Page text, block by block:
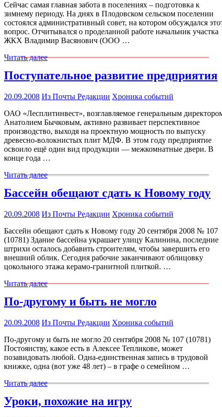
Сейчас самая главная забота в поселениях – подготовка к
зимнему периоду. На днях в Плодовском сельском поселении
состоялся административный совет, на котором обсуждался
вопрос. Отчитывался о проделанной работе начальник участка
ЖКХ Владимир Васянович (ООО …
Читать далее
Поступательное развитие предприятия
20.09.2008 Из Почты Редакции Хроника событий
ОАО «Лесплитинвест», возглавляемое генеральным
Анатолием Бычковым, активно развивает перспективное
производство, выходя на проектную мощность по выпуску
древесно-волокнистых плит МДФ. В этом году предприятие
освоило ещё один вид продукции — межкомнатные двери. В
конце года …
Читать далее
Бассейн обещают сдать к Новому году
20.09.2008 Из Почты Редакции Хроника событий
Бассейн обещают сдать к Новому году 20 сентября 2008 № 107
(10781) Здание бассейна украшает улицу Калинина, последние
штрихи осталось добавить строителям, чтобы завершить его
внешний облик. Сегодня рабочие заканчивают облицовку
цокольного этажа керамо-гранитной плиткой. …
Читать далее
По-другому и быть не могло
20.09.2008 Из Почты Редакции Хроника событий
По-другому и быть не могло 20 сентября 2008 № 107 (10781)
Постоянству, какое есть в Алексее Тепликове, может
позавидовать любой. Одна-единственная запись в трудовой
книжке, одна (вот уже 48 лет) – в графе о семейном …
Читать далее
Уроки, похожие на игру